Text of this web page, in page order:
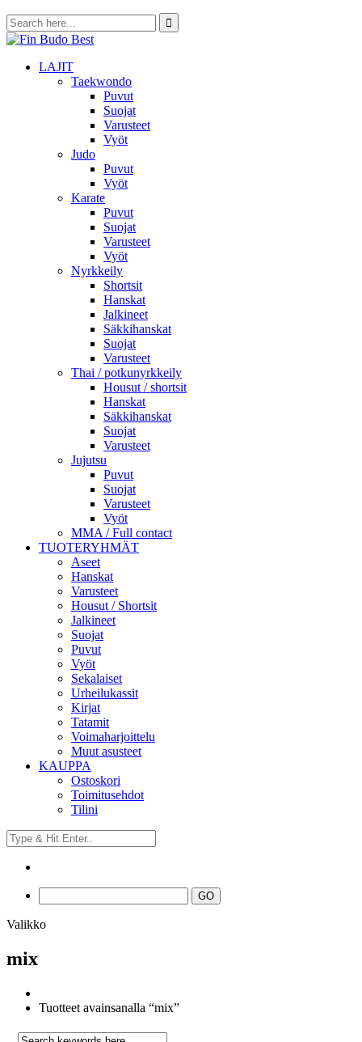
LAJIT
Taekwondo
Puvut
Suojat
Varusteet
Vyöt
Judo
Puvut
Vyöt
Karate
Puvut
Suojat
Varusteet
Vyöt
Nyrkkeily
Shortsit
Hanskat
Jalkineet
Säkkihanskat
Suojat
Varusteet
Thai / potkunyrkkeily
Housut / shortsit
Hanskat
Säkkihanskat
Suojat
Varusteet
Jujutsu
Puvut
Suojat
Varusteet
Vyöt
MMA / Full contact
TUOTERYHMÄT
Aseet
Hanskat
Varusteet
Housut / Shortsit
Jalkineet
Suojat
Puvut
Vyöt
Sekalaiset
Urheilukassit
Kirjat
Tatamit
Voimaharjoittelu
Muut asusteet
KAUPPA
Ostoskori
Toimitusehdot
Tilini
Valikko
mix
Tuotteet avainsanalla “mix”